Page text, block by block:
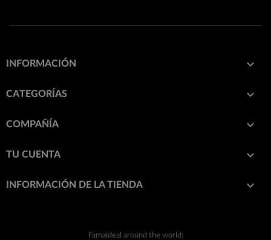
INFORMACIÓN 
CATEGORÍAS 
COMPAÑÍA 
TU CUENTA 
INFORMACIÓN DE LA TIENDA keyboard_arrow_down
Famaideal around the world: